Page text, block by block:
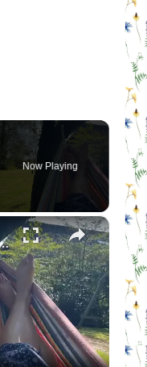
Now Playing
×
en stresskippen